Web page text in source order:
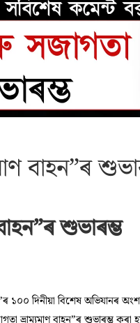
বাহন”ৰ
শুভাৰম্ভ
১০০ দিনীয়া বিশেষ অভিযানৰ